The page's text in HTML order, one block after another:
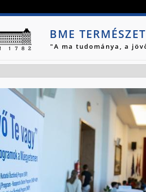
BME
"A ma tudománya, a